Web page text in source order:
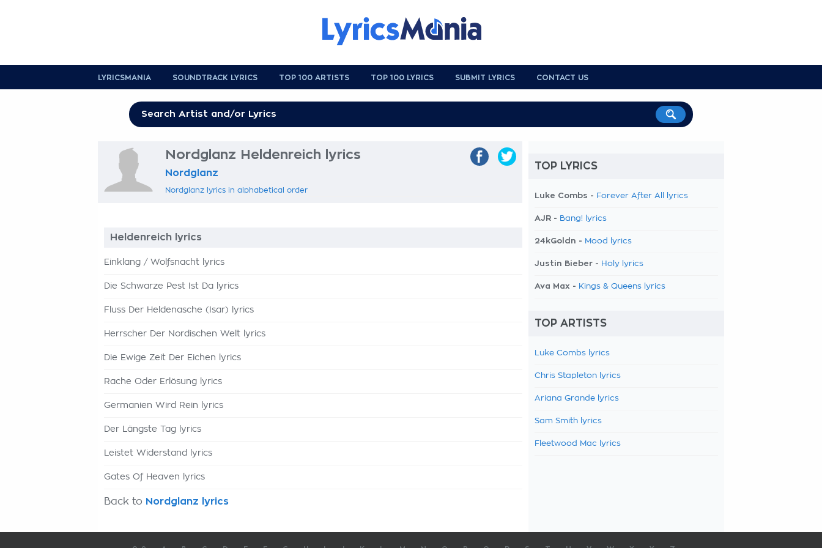
LYRICSMANIA SOUNDTRACK LYRICS TOP 100 ARTISTS TOP 100 LYRICS SUBMIT LYRICS CONTACT US
Nordglanz Heldenreich lyrics
Nordglanz
Nordglanz lyrics in alphabetical order
Heldenreich lyrics
Einklang / Wolfsnacht lyrics
Die Schwarze Pest Ist Da lyrics
Fluss Der Heldenasche (Isar) lyrics
Herrscher Der Nordischen Welt lyrics
Die Ewige Zeit Der Eichen lyrics
Rache Oder Erlösung lyrics
Germanien Wird Rein lyrics
Der Längste Tag lyrics
Leistet Widerstand lyrics
Gates Of Heaven lyrics
Back to Nordglanz lyrics
TOP LYRICS
Luke Combs - Forever After All lyrics
AJR - Bang! lyrics
24kGoldn - Mood lyrics
Justin Bieber - Holy lyrics
Ava Max - Kings & Queens lyrics
TOP ARTISTS
Luke Combs lyrics
Chris Stapleton lyrics
Ariana Grande lyrics
Sam Smith lyrics
Fleetwood Mac lyrics